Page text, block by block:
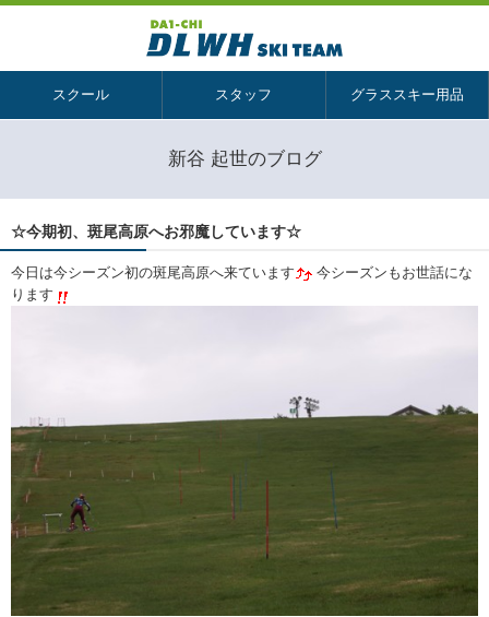
スクール スタッフ グラススキー用品
新谷 起世のブログ
☆今期初、斑尾高原へお邪魔しています☆
今日は今シーズン初の斑尾高原へ来ています
今シーズンもお世話にな
ります